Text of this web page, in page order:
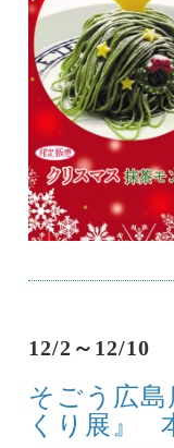
12/2～12/10
そごう広
くり展』